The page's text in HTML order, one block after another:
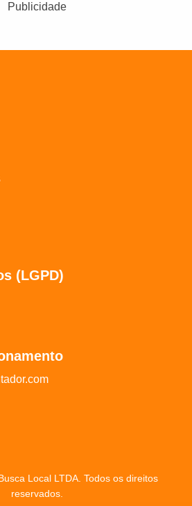
Publicidade
(LGPD)
Local LTDA. Todos os direitos
reservados.